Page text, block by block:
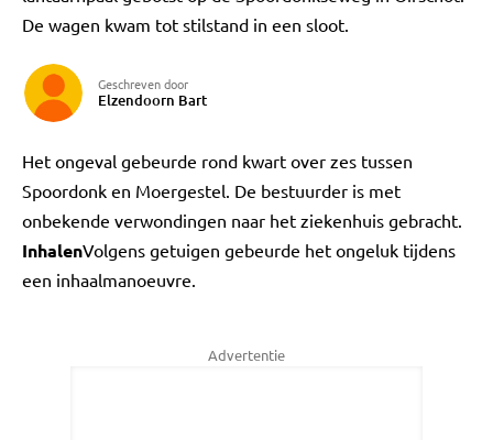
De wagen kwam tot stilstand in een sloot.
Geschreven door
Elzendoorn Bart
Het ongeval gebeurde rond kwart over zes tussen
Spoordonk en Moergestel. De bestuurder is met
onbekende verwondingen naar het ziekenhuis gebracht.
InhalenVolgens getuigen gebeurde het ongeluk tijdens
een inhaalmanoeuvre.
Advertentie